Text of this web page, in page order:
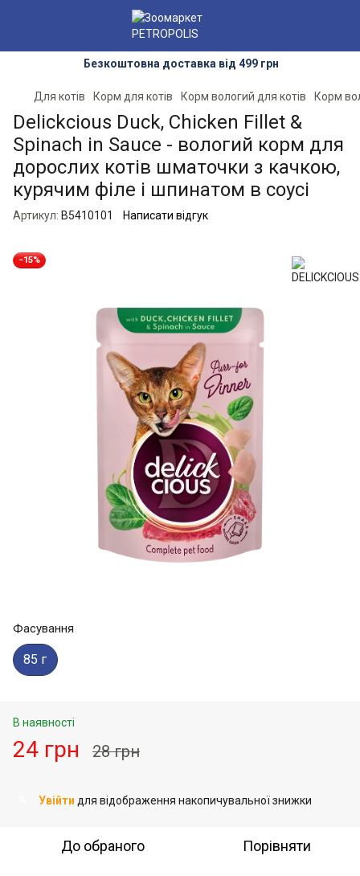
Безкоштовна доставка від 499 грн
Для котів Корм для котів Корм вологий для котів Корм
Delickcious Duck, Chicken Fillet &
Spinach in Sauce - вологий корм для
дорослих котів шматочки з качкою,
курячим філе і шпинатом в соусі
Артикул: B5410101 Написати відгук
−15%
Фасування
85 г
В наявності
24 грн 28 грн
Увійти для відображення накопичувальної знижки
До обраного Порівняти